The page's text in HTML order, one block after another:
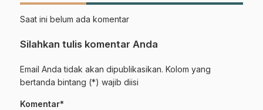
Saat ini belum ada komentar
Silahkan tulis komentar Anda
Email Anda tidak akan dipublikasikan. Kolom yang
bertanda bintang (*) wajib diisi
Komentar*